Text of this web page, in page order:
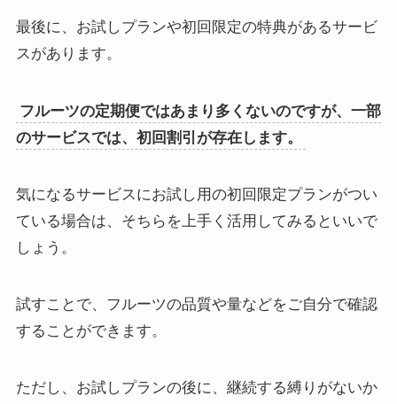
最後に、お試しプランや初回限定の特典があるサービ
スがあります。
フルーツの定期便ではあまり多くないのですが、一部
のサービスでは、初回割引が存在します。
気になるサービスにお試し用の初回限定プランがつい
ている場合は、そちらを上手く活用してみるといいで
しょう。
試すことで、フルーツの品質や量などをご自分で確認
することができます。
ただし、お試しプランの後に、継続する縛りがないか